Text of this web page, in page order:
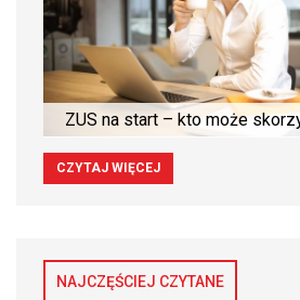
ZUS na start – kto może
CZYTAJ WIĘCEJ
NAJCZĘŚCIEJ CZYTANE